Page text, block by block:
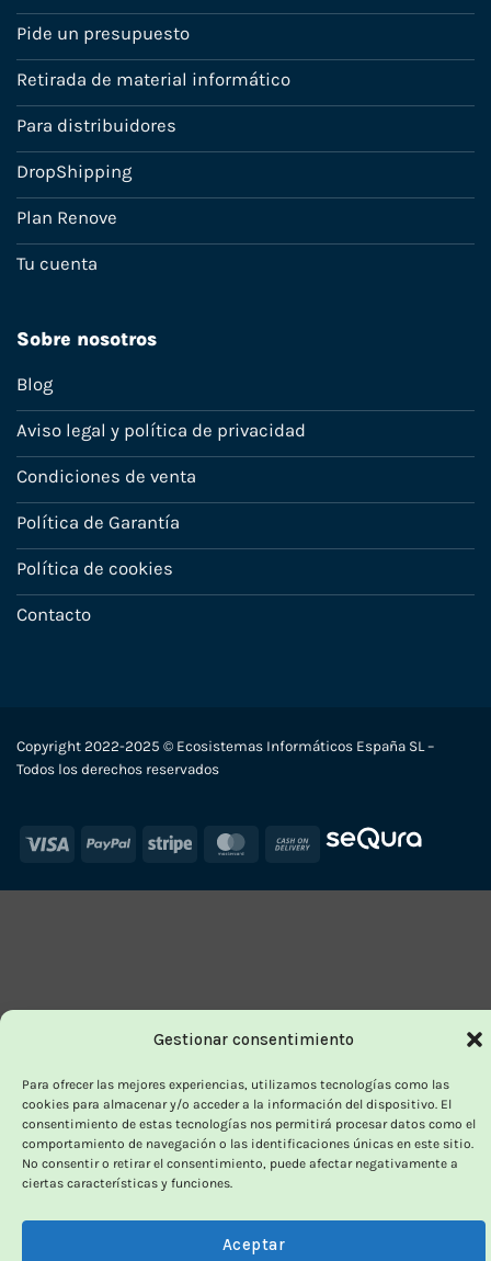
Gestionar consentimiento
Para ofrecer las mejores experiencias, utilizamos tecnologías como las
cookies para almacenar y/o acceder a la información del dispositivo. El
consentimiento de estas tecnologías nos permitirá procesar datos como el
comportamiento de navegación o las identificaciones únicas en este sitio.
No consentir o retirar el consentimiento, puede afectar negativamente a
ciertas características y funciones.
Aceptar
Pide un presupuesto
Retirada de material informático
Para distribuidores
DropShipping
Plan Renove
Tu cuenta
Sobre nosotros
Blog
Aviso legal y política de privacidad
Condiciones de venta
Política de Garantía
Política de cookies
Contacto
Copyright 2022-2025 © Ecosistemas Informáticos España SL –
Todos los derechos reservados
Visa PayPal Stripe MasterCard
Cash